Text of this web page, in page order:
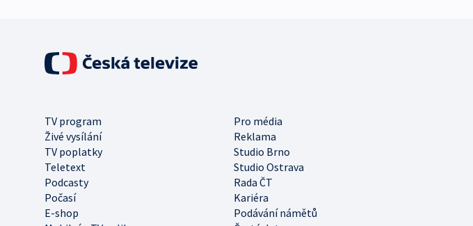
TV program
Pro média
Živé vysílání
Reklama
TV poplatky
Studio Brno
Teletext
Studio Ostrava
Podcasty
Rada ČT
Počasí
Kariéra
E-shop
Podávání námětů